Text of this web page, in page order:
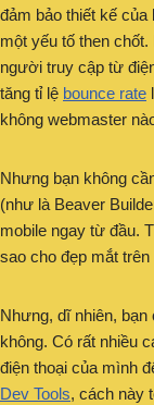
đảm bảo thiết kế của
một yếu tố then
người truy cập từ
tăng tỉ lệ bounce rate
không webmaster
Nhưng bạn không
(như là Beaver
mobile ngay từ đầu.
sao cho đẹp mắt
Nhưng, dĩ nhiên,
không. Có rất nhiều
điện thoại của mình
Dev Tools, cách này